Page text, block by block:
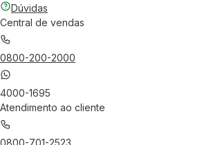
Dúvidas
Central de vendas
0800-200-2000
4000-1695
Atendimento ao cliente
0800-701-2523